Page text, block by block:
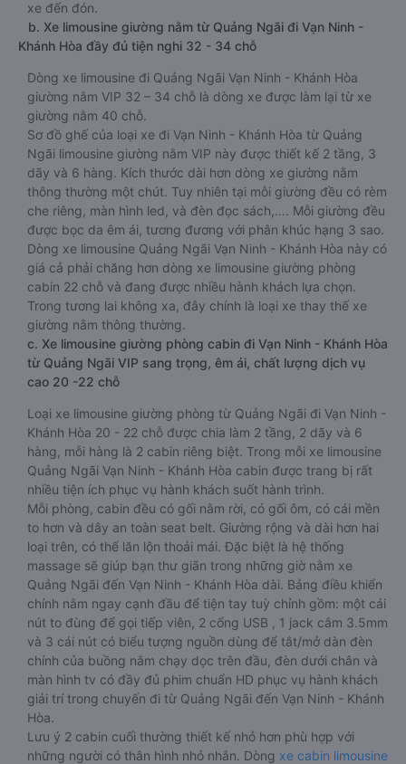
xe đến đón.
b. Xe limousine giường nằm từ Quảng Ngãi đi Vạn Ninh -
Khánh Hòa đầy đủ tiện nghi 32 - 34 chỗ
Dòng xe limousine đi Quảng Ngãi Vạn Ninh - Khánh Hòa
giường nằm VIP 32 – 34 chỗ là dòng xe được làm lại từ xe
giường nằm 40 chỗ.
Sơ đồ ghế của loại xe đi Vạn Ninh - Khánh Hòa từ Quảng
Ngãi limousine giường nằm VIP này được thiết kế 2 tầng, 3
dãy và 6 hàng. Kích thước dài hơn dòng xe giường nằm
thông thường một chút. Tuy nhiên tại mỗi giường đều có rèm
che riêng, màn hình led, và đèn đọc sách,…. Mỗi giường đều
được bọc da êm ái, tương đương với phân khúc hạng 3 sao.
Dòng xe limousine Quảng Ngãi Vạn Ninh - Khánh Hòa này có
giá cả phải chăng hơn dòng xe limousine giường phòng
cabin 22 chỗ và đang được nhiều hành khách lựa chọn.
Trong tương lai không xa, đây chính là loại xe thay thế xe
giường nằm thông thường.
c. Xe limousine giường phòng cabin đi Vạn Ninh - Khánh Hòa
từ Quảng Ngãi VIP sang trọng, êm ái, chất lượng dịch vụ
cao 20 -22 chỗ
Loại xe limousine giường phòng từ Quảng Ngãi đi Vạn Ninh -
Khánh Hòa 20 - 22 chỗ được chia làm 2 tầng, 2 dãy và 6
hàng, mỗi hàng là 2 cabin riêng biệt. Trong mỗi xe limousine
Quảng Ngãi Vạn Ninh - Khánh Hòa cabin được trang bị rất
nhiều tiện ích phục vụ hành khách suốt hành trình.
Mỗi phòng, cabin đều có gối nằm rời, có gối ôm, có cái mền
to hơn và dây an toàn seat belt. Giường rộng và dài hơn hai
loại trên, có thể lăn lộn thoải mái. Đặc biệt là hệ thống
massage sẽ giúp bạn thư giãn trong những giờ nằm xe
Quảng Ngãi đến Vạn Ninh - Khánh Hòa dài. Bảng điều khiển
chính nằm ngay cạnh đầu để tiện tay tuỳ chỉnh gồm: một cái
nút to đùng để gọi tiếp viên, 2 cổng USB , 1 jack cắm 3.5mm
và 3 cái nút có biểu tượng nguồn dùng để tắt/mở dàn đèn
chính của buồng nằm chạy dọc trên đầu, đèn dưới chân và
màn hình tv có đầy đủ phim chuẩn HD phục vụ hành khách
giải trí trong chuyến đi từ Quảng Ngãi đến Vạn Ninh - Khánh
Hòa.
Lưu ý 2 cabin cuối thường thiết kế nhỏ hơn phù hợp với
những người có thân hình nhỏ nhắn. Dòng xe cabin limousine